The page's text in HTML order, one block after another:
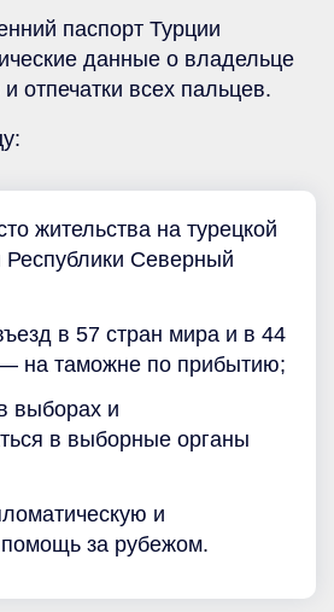
паспорт Турции
данные о владельце
всех пальцев.
жительства на турецкой
Республики Северный
в 57 стран мира и в 44
— на таможне по прибытию;
выборах и
в выборные органы
и
помощь за рубежом.